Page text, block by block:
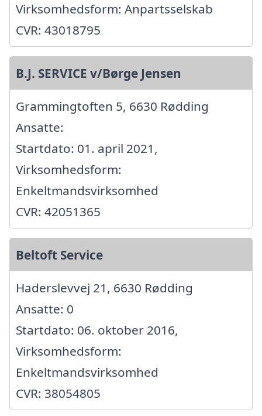
Virksomhedsform: Anpartsselskab
CVR: 43018795
B.J. SERVICE v/Børge Jensen
Grammingtoften 5, 6630 Rødding
Ansatte:
Startdato: 01. april 2021,
Virksomhedsform:
Enkeltmandsvirksomhed
CVR: 42051365
Beltoft Service
Haderslevvej 21, 6630 Rødding
Ansatte: 0
Startdato: 06. oktober 2016,
Virksomhedsform:
Enkeltmandsvirksomhed
CVR: 38054805